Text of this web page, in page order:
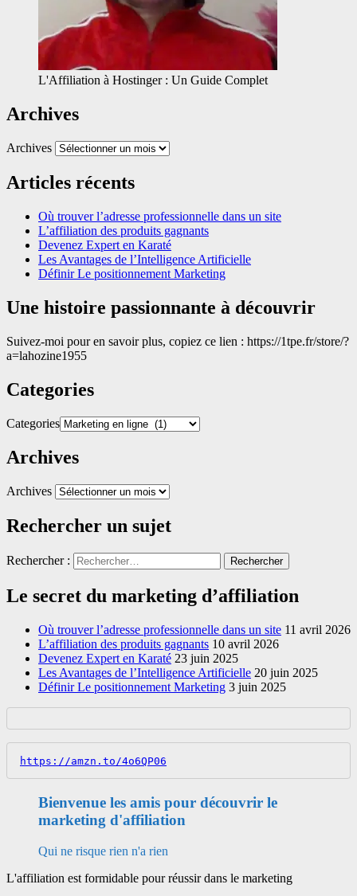
L'Affiliation à Hostinger : Un Guide Complet
Archives
Archives
Articles récents
Où trouver l’adresse professionnelle dans un site
L’affiliation des produits gagnants
Devenez Expert en Karaté
Les Avantages de l’Intelligence Artificielle
Définir Le positionnement Marketing
Une histoire passionnante à découvrir
Suivez-moi pour en savoir plus, copiez ce lien : https://1tpe.fr/store/?
a=lahozine1955
Categories
Categories
Archives
Archives
Rechercher un sujet
Rechercher :
Le secret du marketing d’affiliation
Où trouver l’adresse professionnelle dans un site 11 avril 2026
L’affiliation des produits gagnants 10 avril 2026
Devenez Expert en Karaté 23 juin 2025
Les Avantages de l’Intelligence Artificielle 20 juin 2025
Définir Le positionnement Marketing 3 juin 2025
https://amzn.to/4o6QP06
Bienvenue les amis pour découvrir le
marketing d'affiliation
Qui ne risque rien n'a rien
L'affiliation est formidable pour réussir dans le marketing